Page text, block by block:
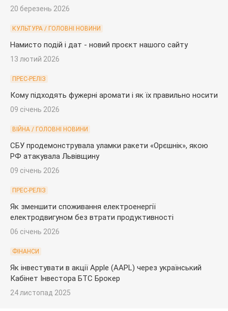
20 березень 2026
КУЛЬТУРА / ГОЛОВНІ НОВИНИ
Намисто подій і дат - новий проєкт нашого сайту
13 лютий 2026
ПРЕС-РЕЛІЗ
Кому підходять фужерні аромати і як їх правильно носити
09 січень 2026
ВІЙНА / ГОЛОВНІ НОВИНИ
СБУ продемонструвала уламки ракети «Орєшнік», якою
РФ атакувала Львівщину
09 січень 2026
ПРЕС-РЕЛІЗ
Як зменшити споживання електроенергії
електродвигуном без втрати продуктивності
06 січень 2026
ФІНАНСИ
Як інвестувати в акції Apple (AAPL) через український
Кабінет Інвестора БТС Брокер
24 листопад 2025